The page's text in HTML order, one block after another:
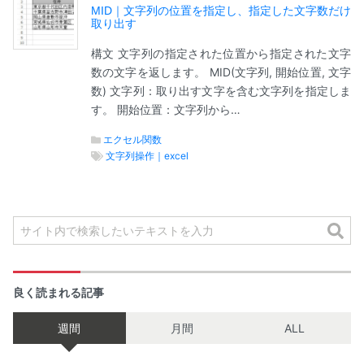
MID｜文字列の位置を指定し、指定した文字数だけ
取り出す
構文 文字列の指定された位置から指定された文字
数の文字を返します。 MID(文字列, 開始位置, 文字
数) 文字列：取り出す文字を含む文字列を指定しま
す。 開始位置：文字列から…
エクセル関数
文字列操作｜excel
良く読まれる記事
週間 月間 ALL